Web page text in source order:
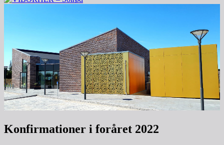
Konfirmationer i foråret 2022